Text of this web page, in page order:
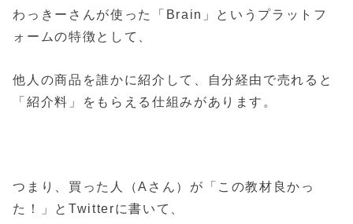
わっきーさんが使った「Brain」というプラットフ
ォームの特徴として、
他人の商品を誰かに紹介して、自分経由で売れると
「紹介料」をもらえる仕組みがあります。
つまり、買った人（Aさん）が「この教材良かっ
た！」とTwitterに書いて、